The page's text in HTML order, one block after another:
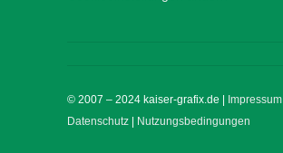
© 2007 – 2024 kaiser-grafix.de | Impressum
Datenschutz
Nutzungsbedingungen